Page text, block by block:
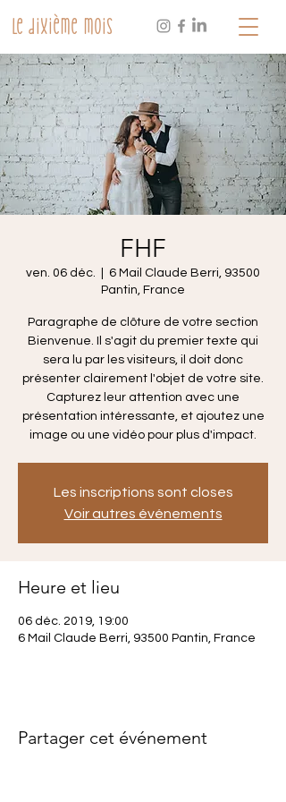
Le dixième mois
FHF
ven. 06 déc.
6 Mail Claude Berri, 93500
Pantin, France
Paragraphe de clôture de votre section
Bienvenue. Il s'agit du premier texte qui
sera lu par les visiteurs, il doit donc
présenter clairement l'objet de votre site.
Capturez leur attention avec une
présentation intéressante, et ajoutez une
image ou une vidéo pour plus d'impact.
Les inscriptions sont closes
Voir autres événements
Heure et lieu
06 déc. 2019, 19:00
6 Mail Claude Berri, 93500 Pantin, France
Partager cet événement